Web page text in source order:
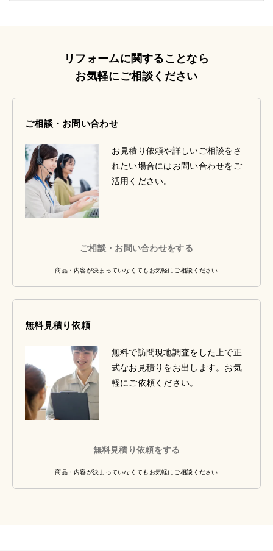
リフォームに関することなら
お気軽にご相談ください
ご相談・お問い合わせ
お見積り依頼や詳しいご相談をさ
れたい場合にはお問い合わせをご
活用ください。
ご相談・お問い合わせをする
商品・内容が決まっていなくてもお気軽にご相談ください
無料見積り依頼
無料で訪問現地調査をした上で正
式なお見積りをお出します。お気
軽にご依頼ください。
無料見積り依頼をする
商品・内容が決まっていなくてもお気軽にご相談ください